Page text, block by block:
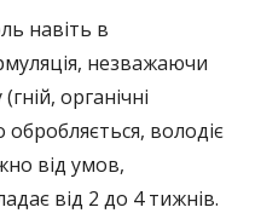
навіть в
незважаючи
органічні
володіє
від умов,
від 2 до 4 тижнів.